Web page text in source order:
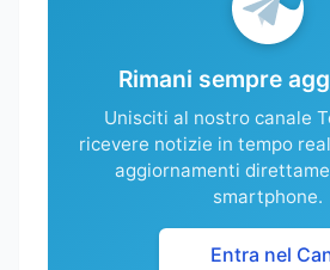
Rimani sempre
Unisciti al nostro canale
ricevere notizie in tempo
aggiornamenti
smartphone.
Entra nel